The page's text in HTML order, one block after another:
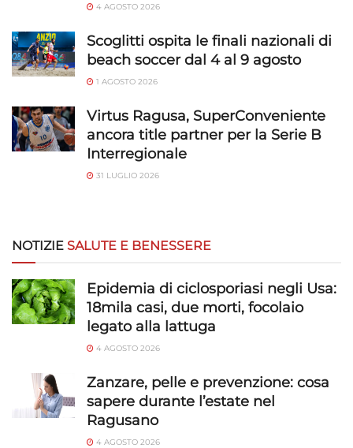
4 AGOSTO 2026
Scoglitti ospita le finali nazionali di
beach soccer dal 4 al 9 agosto
1 AGOSTO 2026
Virtus Ragusa, SuperConveniente
ancora title partner per la Serie B
Interregionale
31 LUGLIO 2026
NOTIZIE SALUTE E BENESSERE
Epidemia di ciclosporiasi negli Usa:
18mila casi, due morti, focolaio
legato alla lattuga
4 AGOSTO 2026
Zanzare, pelle e prevenzione: cosa
sapere durante l’estate nel
Ragusano
4 AGOSTO 2026